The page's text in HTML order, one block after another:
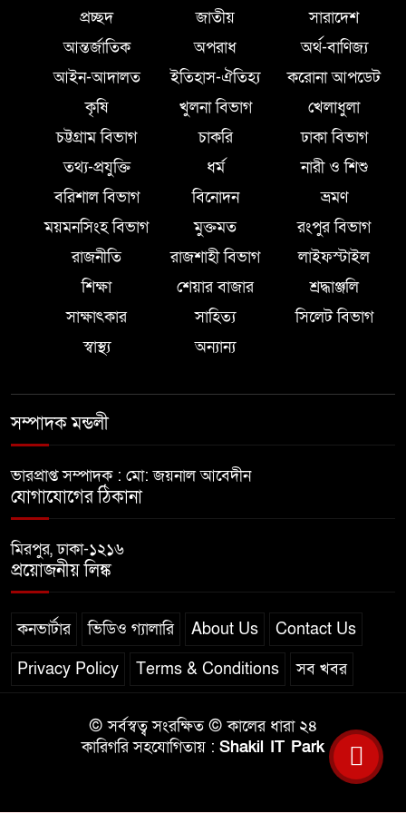
প্রচ্ছদ জাতীয়
সারাদেশ
আন্তর্জাতিক
অপরাধ
অর্থ-বাণিজ্য
আইন-আদালত
ইতিহাস-ঐতিহ্য
করোনা আপডেট
কৃষি
খুলনা বিভাগ
খেলাধুলা
চট্টগ্রাম বিভাগ
চাকরি
ঢাকা বিভাগ
তথ্য-প্রযুক্তি
ধর্ম
নারী ও শিশু
বরিশাল বিভাগ
বিনোদন
ভ্রমণ
ময়মনসিংহ বিভাগ
মুক্তমত
রংপুর বিভাগ
রাজনীতি
রাজশাহী বিভাগ
লাইফস্টাইল
শিক্ষা
শেয়ার বাজার
শ্রদ্ধাঞ্জলি
সাক্ষাৎকার
সাহিত্য
সিলেট বিভাগ
স্বাস্থ্য
অন্যান্য
সম্পাদক মন্ডলী
ভারপ্রাপ্ত সম্পাদক : মো: জয়নাল আবেদীন
যোগাযোগের ঠিকানা
মিরপুর, ঢাকা-১২১৬
প্রয়োজনীয় লিঙ্ক
কনভার্টার ভিডিও গ্যালারি About Us
Contact Us
Privacy Policy
Terms & Conditions সব খবর
© সর্বস্বত্ব সংরক্ষিত © কালের ধারা ২৪
কারিগরি সহযোগিতায় : Shakil IT Park